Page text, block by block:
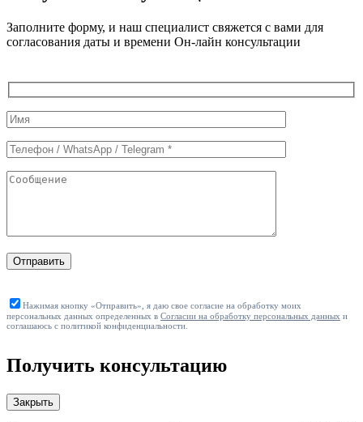
Заполните форму, и наш специалист свяжется с вами для
согласования даты и времени Он-лайн консультации
Служебные
поля
формы
Отправить
Нажимая кнопку «Отправить», я даю свое согласие на обработку моих
персональных данных определенных в Согласии на обработку персональных данных и
соглашаюсь с политикой конфиденциальности.
Получить консультацию
Закрыть